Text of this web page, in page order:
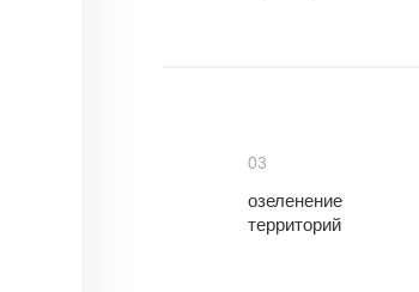
03
озеленение
территорий